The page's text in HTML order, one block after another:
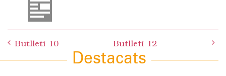
navigation
Butlletí 10 Butlletí 12
Destacats